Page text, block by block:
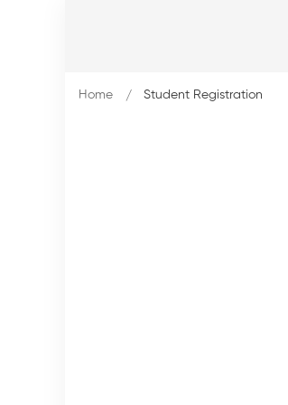
Home Student Registration